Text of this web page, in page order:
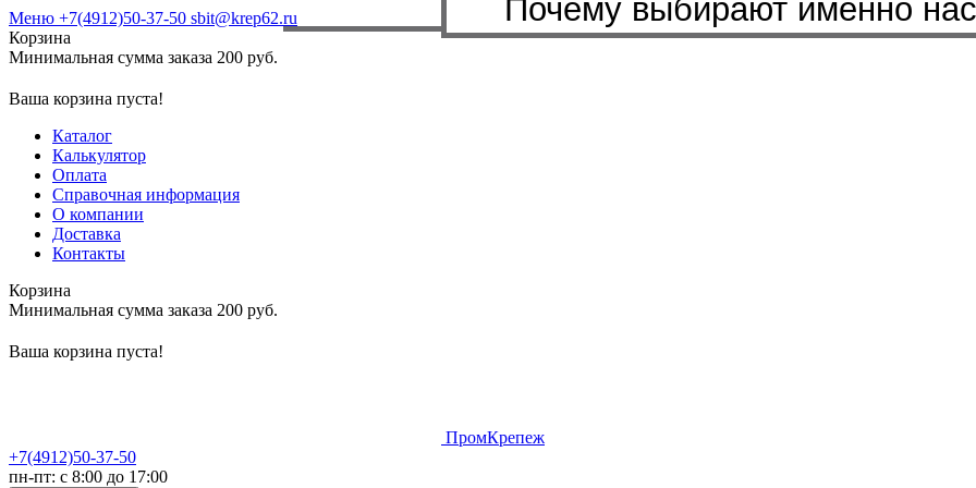
Меню +7(4912)50-37-50 sbit@krep62.ru
Корзина
Минимальная сумма заказа 200 руб.
Ваша корзина пуста!
Каталог
Калькулятор
Оплата
Справочная информация
О компании
Доставка
Контакты
Корзина
Минимальная сумма заказа 200 руб.
Ваша корзина пуста!
ПромКрепеж
+7(4912)50-37-50
пн-пт: с 8:00 до 17:00
Почему выбирают именно